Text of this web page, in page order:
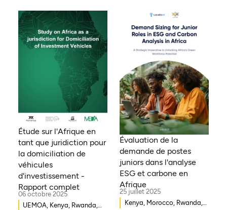
Étude sur l'Afrique en
tant que juridiction pour
la domiciliation de
véhicules
d'investissement -
Rapport complet
06 octobre 2025
UEMOA, Kenya, Rwanda,
Évaluation de la
demande de postes
juniors dans l'analyse
ESG et carbone en
Afrique
25 juillet 2025
Kenya, Morocco, Rwanda,